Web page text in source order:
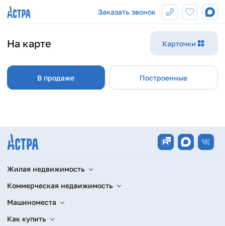
Заказать звонок
На карте Карточки
В продаже Построенные
Футурист
от 9 млн ₽
Жилая недвижимость
Коммерческая недвижимость
Машиноместа
Как купить